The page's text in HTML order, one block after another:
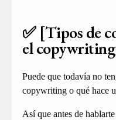
✅ [Tipos de
el
Puede que todavía no
copywriting o qué hace
Así que antes de